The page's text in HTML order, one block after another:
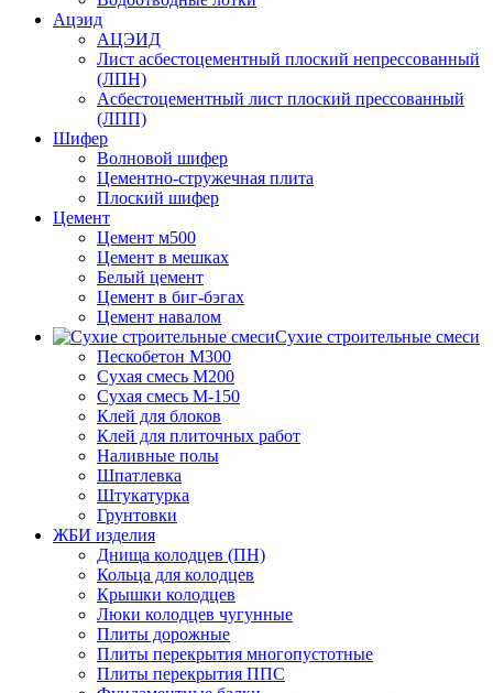
Ацэид
АЦЭИД
Лист асбестоцементный плоский непрессованный
(ЛПН)
Асбестоцементный лист плоский прессованный
(ЛПП)
Шифер
Волновой шифер
Цементно-стружечная плита
Плоский шифер
Цемент
Цемент м500
Цемент в мешках
Белый цемент
Цемент в биг-бэгах
Цемент навалом
Сухие строительные смеси
Пескобетон М300
Сухая смесь М200
Сухая смесь М-150
Клей для блоков
Клей для плиточных работ
Наливные полы
Шпатлевка
Штукатурка
Грунтовки
ЖБИ изделия
Днища колодцев (ПН)
Кольца для колодцев
Крышки колодцев
Люки колодцев чугунные
Плиты дорожные
Плиты перекрытия многопустотные
Плиты перекрытия ППС